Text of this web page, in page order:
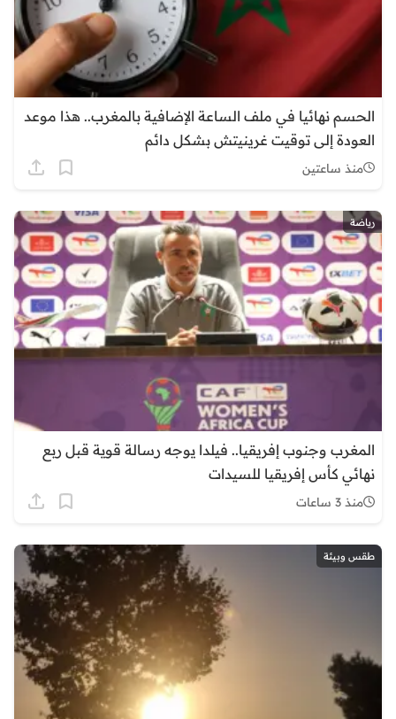
الحسم نهائيا في ملف الساعة الإضافية بالمغرب.. هذا موعد
العودة إلى توقيت غرينيتش بشكل دائم
منذ ساعتين
رياضة
المغرب وجنوب إفريقيا.. فيلدا يوجه رسالة قوية قبل ربع
نهائي كأس إفريقيا للسيدات
منذ 3 ساعات
طقس وبيئة